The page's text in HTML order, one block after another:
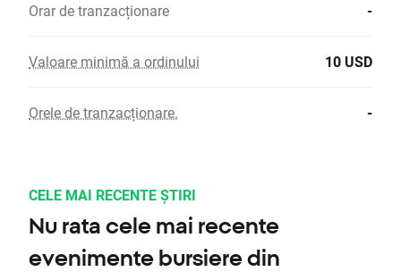
Orar de tranzacționare -
Valoare minimă a ordinului 10 USD
Orele de tranzacționare. -
CELE MAI RECENTE ȘTIRI
Nu rata cele mai recente
evenimente bursiere din